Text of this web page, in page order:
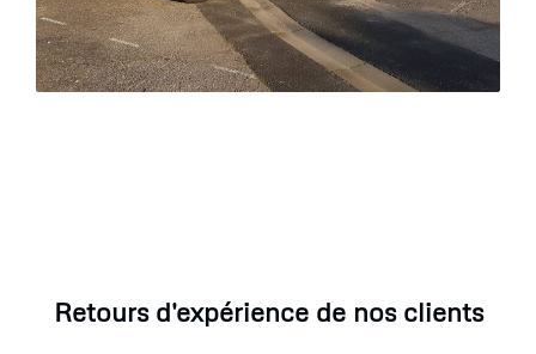
Retours d'expérience de nos clients